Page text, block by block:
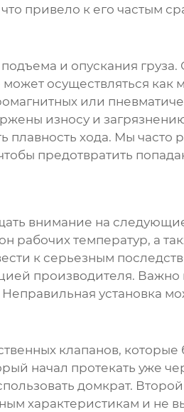
привело к его частым
и опускания груза.
осуществляться как
или
износу и
плавность хода. Мы часто
предотвратить
внимание на
рабочих температур, а
к серьезным
производителя.
установка
клапанов,
начал протекать уже
домкрат.
характеристикам и не